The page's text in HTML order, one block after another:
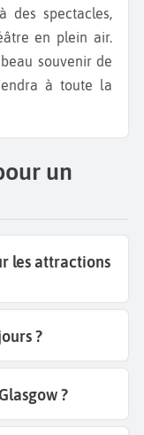
des spectacles,
en plein air.
souvenir de
à toute la
un
les attractions
?
?